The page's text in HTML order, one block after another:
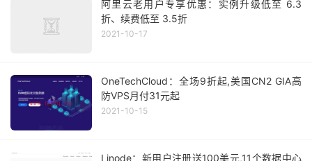
阿里云老用户专享优惠：实例升级低至 6.3
折、续费低至 3.5折
2021-10-17
OneTechCloud：全场9折起,美国CN2 GIA高
防VPS月付31元起
2021-10-15
Linode：新用户注册送100美元,11个数据中心